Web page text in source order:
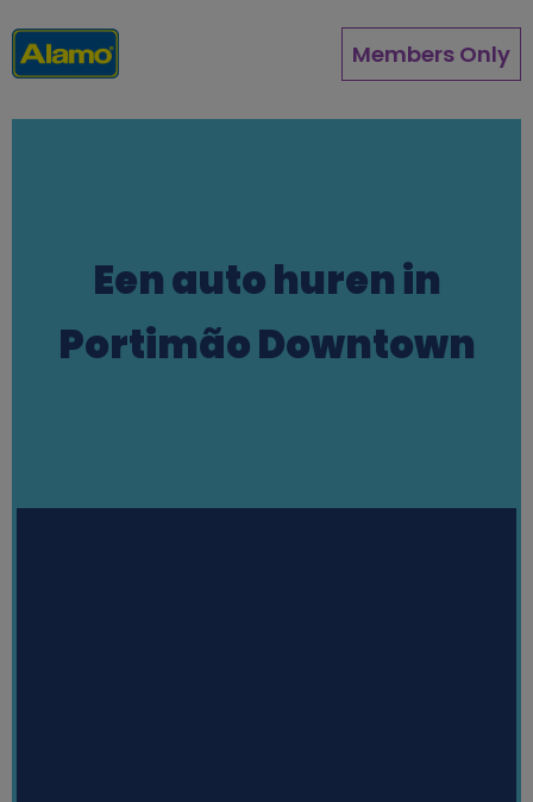
zum
Inhalt
Members Only
Een auto huren in
Portimão Downtown